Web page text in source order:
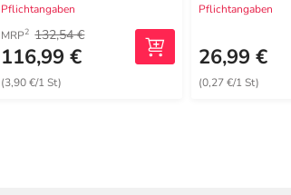
Pflichtangaben
MRP2 132,54 €
116,99 €
(3,90 €/1 St)
Pflichtangaben
26,99 €
(0,27 €/1 St)